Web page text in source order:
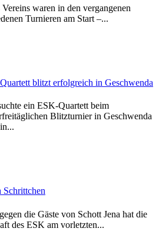
waren in den vergangenen
Turnieren am Start –...
blitzt erfolgreich in Geschwenda
ein ESK-Quartett beim
Blitzturnier in Geschwenda
Schrittchen
die Gäste von Schott Jena hat die
des ESK am vorletzten...